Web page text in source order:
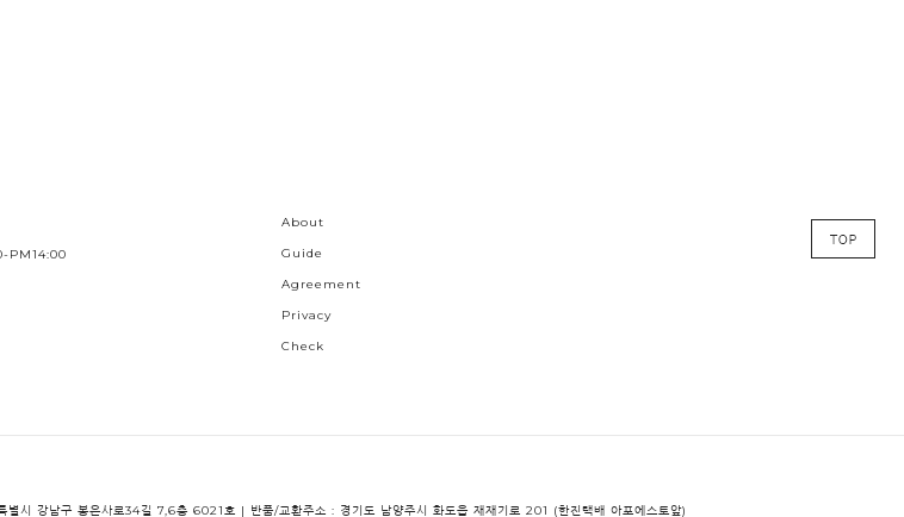
PM14:00
About
Guide
Agreement
Privacy
Check
강남구 봉은사로34길 7,6층 6021호 | 반품/교환주소 : 경기도 남양주시 화도읍 재재기로 201 (한진택배 아포에스토앞)